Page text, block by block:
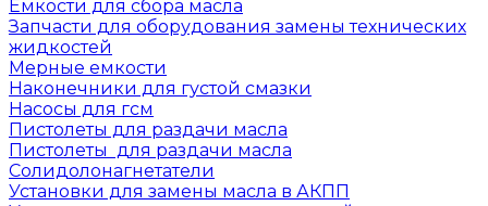
Емкости для сбора масла
Запчасти для оборудования замены технических
жидкостей
Мерные емкости
Наконечники для густой смазки
Насосы для гсм
Пистолеты для раздачи масла
Пистолеты для раздачи масла
Солидолонагнетатели
Установки для замены масла в АКПП